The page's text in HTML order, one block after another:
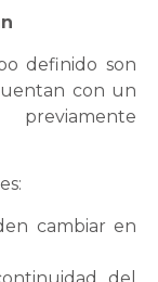
definido son
con un
cambiar en
del